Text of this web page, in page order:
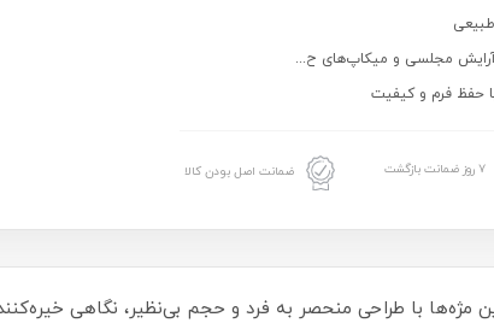
آرایش مجلسی و میکاپ‌های ح...
۷ روز ضمانت بازگشت ضمانت اصل بودن کالا
تبدیل کنید! این مژه‌ها با طراحی منحصر به فرد و حجم بی‌نظیر، نگاهی